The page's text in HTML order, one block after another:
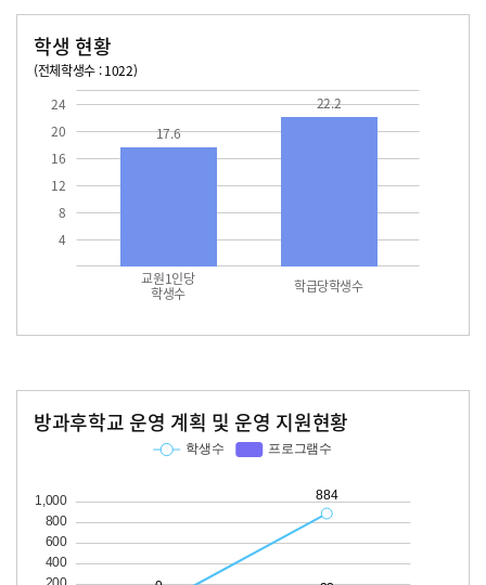
학생 현황
(전체학생수 : 1022)
4
8
12
16
20
24
교원1인당
학생수 학급당학생수
17.6
22.2
방과후학교 운영 계획 및 운영 지원현황